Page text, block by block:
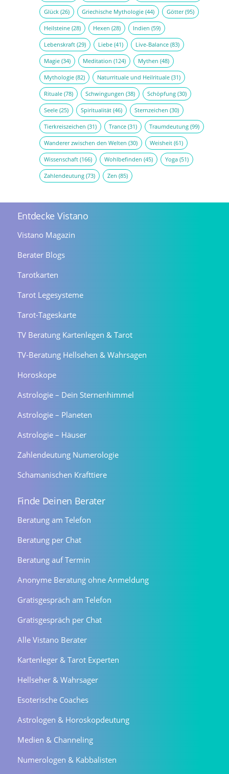
Glück(26) Griechische Mythologie(44) Götter(95)
Heilsteine(28) Hexen (28) Indien (59)
Lebenskraft(29) Liebe(41) Live-Balance(83)
Magie(34) Meditation (124) Mythen (48)
Mythologie(82) Naturrituale und Heilrituale(31)
Rituale(78) Schwingungen (38) Schöpfung(30)
Seele(25) Spiritualität(46) Sternzeichen (30)
Tierkreiszeichen (31) Trance(31) Traumdeutung(99)
Wanderer zwischen den Welten (30) Weisheit(61)
Wissenschaft(166) Wohlbefinden (45) Yoga(51)
Zahlendeutung(73) Zen (85)
Entdecke Vistano
Vistano Magazin
Berater Blogs
Tarotkarten
Tarot Legesysteme
Tarot-Tageskarte
TV Beratung Kartenlegen & Tarot
TV-Beratung Hellsehen & Wahrsagen
Horoskope
Astrologie – Dein Sternenhimmel
Astrologie – Planeten
Astrologie – Häuser
Zahlendeutung Numerologie
Schamanischen Krafttiere
Finde Deinen Berater
Beratung am Telefon
Beratung per Chat
Beratung auf Termin
Anonyme Beratung ohne Anmeldung
Gratisgespräch am Telefon
Gratisgespräch per Chat
Alle Vistano Berater
Kartenleger & Tarot Experten
Hellseher & Wahrsager
Esoterische Coaches
Astrologen & Horoskopdeutung
Medien & Channeling
Numerologen & Kabbalisten